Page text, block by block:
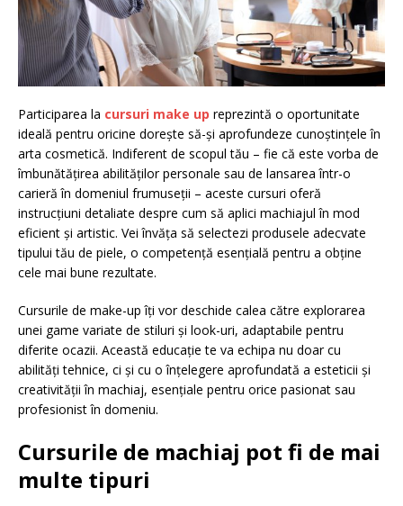
Participarea la cursuri make up reprezintă o oportunitate
ideală pentru oricine dorește să-și aprofundeze cunoștințele în
arta cosmetică. Indiferent de scopul tău – fie că este vorba de
îmbunătățirea abilităților personale sau de lansarea într-o
carieră în domeniul frumuseții – aceste cursuri oferă
instrucțiuni detaliate despre cum să aplici machiajul în mod
eficient și artistic. Vei învăța să selectezi produsele adecvate
tipului tău de piele, o competență esențială pentru a obține
cele mai bune rezultate.
Cursurile de make-up îți vor deschide calea către explorarea
unei game variate de stiluri și look-uri, adaptabile pentru
diferite ocazii. Această educație te va echipa nu doar cu
abilități tehnice, ci și cu o înțelegere aprofundată a esteticii și
creativității în machiaj, esențiale pentru orice pasionat sau
profesionist în domeniu.
Cursurile de machiaj pot fi de mai
multe tipuri